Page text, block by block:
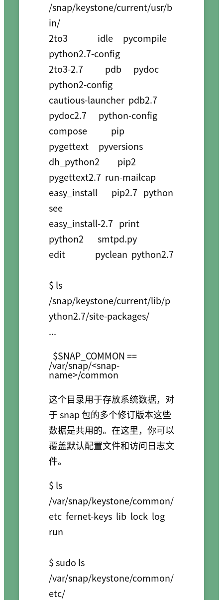
/snap/keystone/current/usr/b
in/
2to3               idle     pycompile
python2.7-config
2to3-2.7           pdb      pydoc
python2-config
cautious-launcher  pdb2.7
pydoc2.7      python-config
compose            pip
pygettext     pyversions
dh_python2         pip2
pygettext2.7  run-mailcap
easy_install       pip2.7   python
see
easy_install-2.7   print
python2       smtpd.py
edit               pyclean  python2.7
$ ls
/snap/keystone/current/lib/p
ython2.7/site-packages/
$SNAP_COMMON ==
/var/snap/<snap-
name>/common
这个目录用于存放系统数据，对
于 snap 包的多个修订版本这些
数据是共用的。在这里，你可以
覆盖默认配置文件和访问日志文
件。
$ ls
/var/snap/keystone/common/
etc  fernet-keys  lib  lock  log
run
$ sudo ls
/var/snap/keystone/common/
etc/